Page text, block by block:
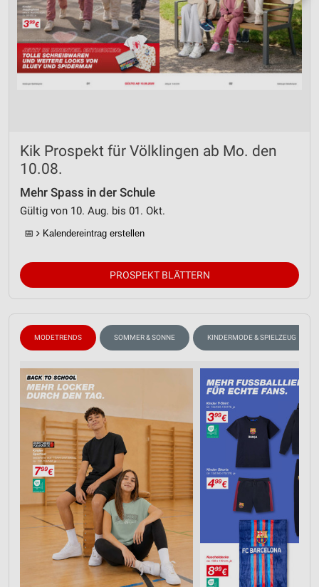
Kik Prospekt für Völklingen ab Mo. den
10.08.
Mehr Spass in der Schule
Gültig von 10. Aug. bis 01. Okt.
📅 Kalendereintrag erstellen
PROSPEKT BLÄTTERN
MODETRENDS SOMMER & SONNE KINDERMODE & SPIELZEUG